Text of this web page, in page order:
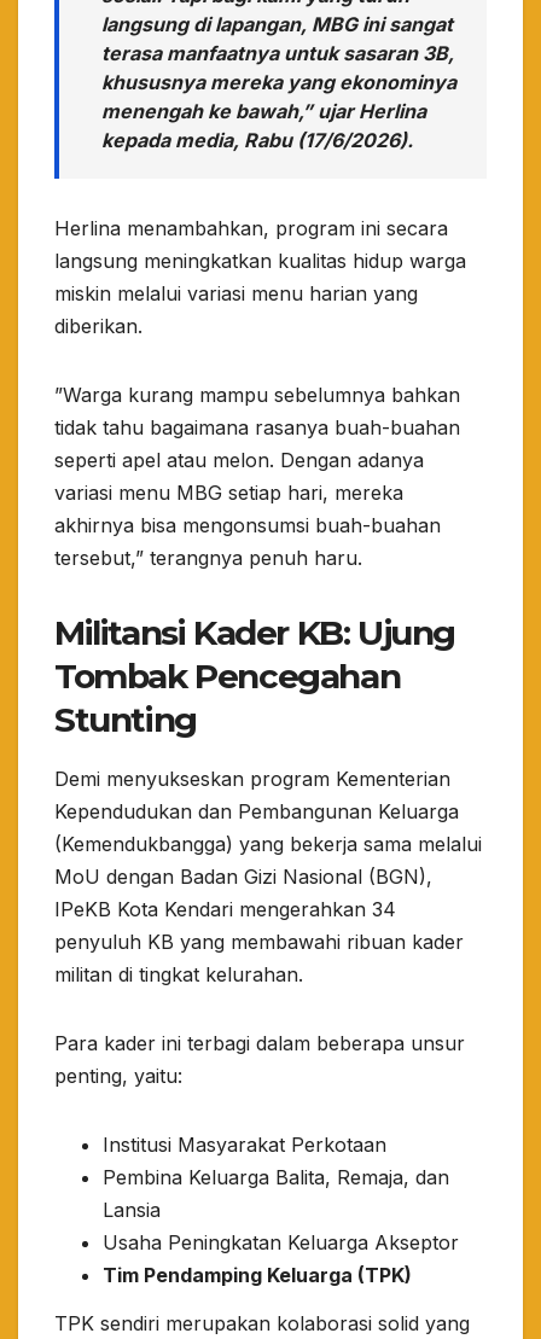
langsung di lapangan, MBG ini sangat
terasa manfaatnya untuk sasaran 3B,
khususnya mereka yang ekonominya
menengah ke bawah,” ujar Herlina
kepada media, Rabu (17/6/2026).
​Herlina menambahkan, program ini secara
langsung meningkatkan kualitas hidup warga
miskin melalui variasi menu harian yang
diberikan.
​”Warga kurang mampu sebelumnya bahkan
tidak tahu bagaimana rasanya buah-buahan
seperti apel atau melon. Dengan adanya
variasi menu MBG setiap hari, mereka
akhirnya bisa mengonsumsi buah-buahan
tersebut,” terangnya penuh haru.
Militansi Kader KB: Ujung
Tombak Pencegahan
Stunting
​Demi menyukseskan program Kementerian
Kependudukan dan Pembangunan Keluarga
(Kemendukbangga) yang bekerja sama melalui
MoU dengan Badan Gizi Nasional (BGN),
IPeKB Kota Kendari mengerahkan 34
penyuluh KB yang membawahi ribuan kader
militan di tingkat kelurahan.
​Para kader ini terbagi dalam beberapa unsur
penting, yaitu:
​Institusi Masyarakat Perkotaan
​Pembina Keluarga Balita, Remaja, dan
Lansia
​Usaha Peningkatan Keluarga Akseptor
Tim Pendamping Keluarga (TPK)
​TPK sendiri merupakan kolaborasi solid yang